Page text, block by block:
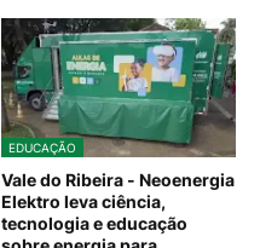
EDUCAÇÃO
Vale do Ribeira - Neoenergia
Elektro leva ciência,
tecnologia e educação